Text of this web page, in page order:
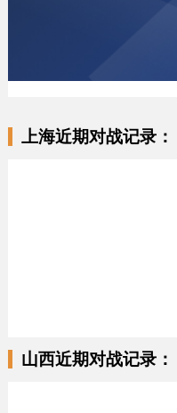
上海近期对战记录：
山西近期对战记录：